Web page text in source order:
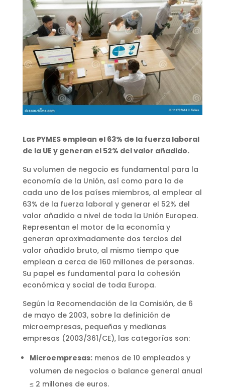
Las PYMES emplean el 63% de la fuerza laboral
de la UE y generan el 52% del valor añadido.
Su volumen de negocio es fundamental para la
economía de la Unión, así como para la de
cada uno de los países miembros, al emplear al
63% de la fuerza laboral y generar el 52% del
valor añadido a nivel de toda la Unión Europea.
Representan el motor de la economía y
generan aproximadamente dos tercios del
valor añadido bruto, al mismo tiempo que
emplean a cerca de 160 millones de personas.
Su papel es fundamental para la cohesión
económica y social de toda Europa.
Según la Recomendación de la Comisión, de 6
de mayo de 2003, sobre la definición de
microempresas, pequeñas y medianas
empresas (2003/361/CE), las categorías son:
Microempresas:menos de 10 empleados y
volumen de negocios o balance general anual
≤ 2 millones de euros.